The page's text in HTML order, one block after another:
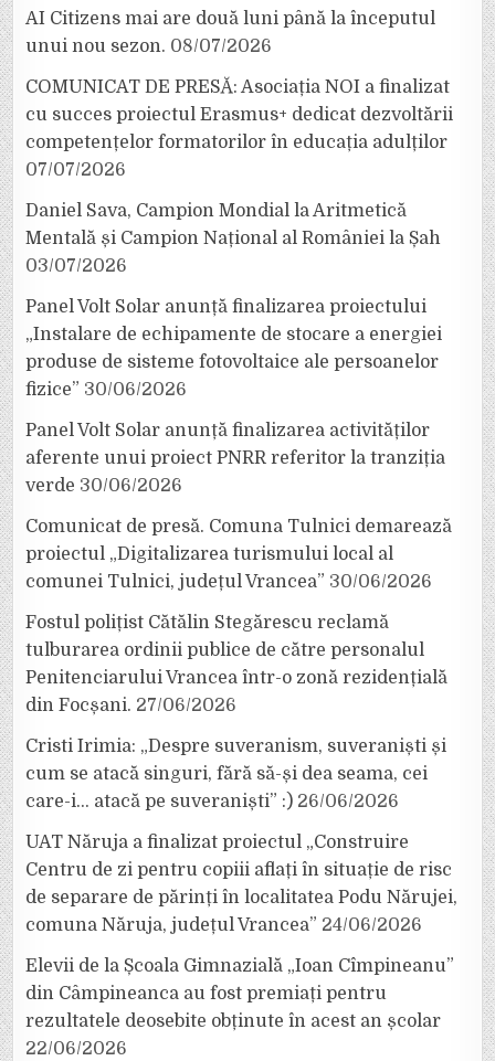
AI Citizens mai are două luni până la începutul
unui nou sezon. 08/07/2026
COMUNICAT DE PRESĂ: Asociația NOI a finalizat
cu succes proiectul Erasmus+ dedicat dezvoltării
competențelor formatorilor în educația adulților
07/07/2026
Daniel Sava, Campion Mondial la Aritmetică
Mentală și Campion Național al României la Șah
03/07/2026
Panel Volt Solar anunță finalizarea proiectului
„Instalare de echipamente de stocare a energiei
produse de sisteme fotovoltaice ale persoanelor
fizice” 30/06/2026
Panel Volt Solar anunță finalizarea activităților
aferente unui proiect PNRR referitor la tranziția
verde 30/06/2026
Comunicat de presă. Comuna Tulnici demarează
proiectul „Digitalizarea turismului local al
comunei Tulnici, județul Vrancea” 30/06/2026
Fostul polițist Cătălin Stegărescu reclamă
tulburarea ordinii publice de către personalul
Penitenciarului Vrancea într-o zonă rezidențială
din Focșani. 27/06/2026
Cristi Irimia: „Despre suveranism, suveraniști și
cum se atacă singuri, fără să-și dea seama, cei
care-i… atacă pe suveraniști” :) 26/06/2026
UAT Năruja a finalizat proiectul „Construire
Centru de zi pentru copiii aflați în situație de risc
de separare de părinți în localitatea Podu Nărujei,
comuna Năruja, județul Vrancea” 24/06/2026
Elevii de la Școala Gimnazială „Ioan Cîmpineanu”
din Câmpineanca au fost premiați pentru
rezultatele deosebite obținute în acest an școlar
22/06/2026